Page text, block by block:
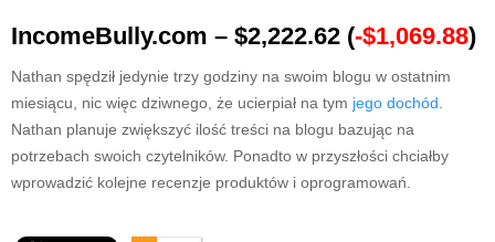
IncomeBully.com – $2,222.62 (-$1,069.88)
Nathan spędził jedynie trzy godziny na swoim blogu w ostatnim
miesiącu, nic więc dziwnego, że ucierpiał na tym jego dochód
Nathan planuje zwiększyć ilość treści na blogu bazując na
potrzebach swoich czytelników. Ponadto w przyszłości chciałby
wprowadzić kolejne recenzje produktów i oprogramowań.